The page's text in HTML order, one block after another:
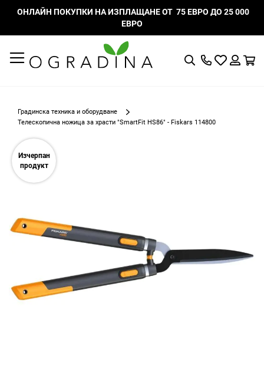
ОНЛАЙН ПОКУПКИ НА ИЗПЛАЩАНЕ ОТ 75 ЕВРО ДО 25 000
ЕВРО
ТърсенеМоят
Градинска техника и оборудване
Телескопична ножица за храсти "SmartFit HS86" - Fiskars 114800
Изчерпан
продукт
Преминете
към
края
на